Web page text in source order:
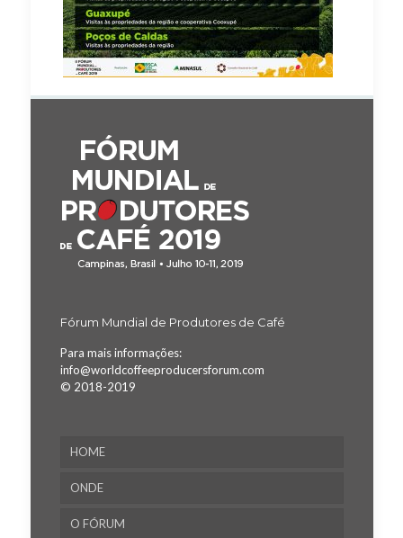
Fórum Mundial de Produtores de Café
Para mais informações:
info@worldcoffeeproducersforum.com
© 2018-2019
HOME
ONDE
O FÓRUM